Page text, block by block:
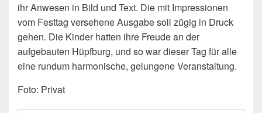
ihr Anwesen in Bild und Text. Die mit Impressionen
vom Festtag versehene Ausgabe soll zügig in Druck
gehen. Die Kinder hatten ihre Freude an der
aufgebauten Hüpfburg, und so war dieser Tag für alle
eine rundum harmonische, gelungene Veranstaltung.
Foto: Privat